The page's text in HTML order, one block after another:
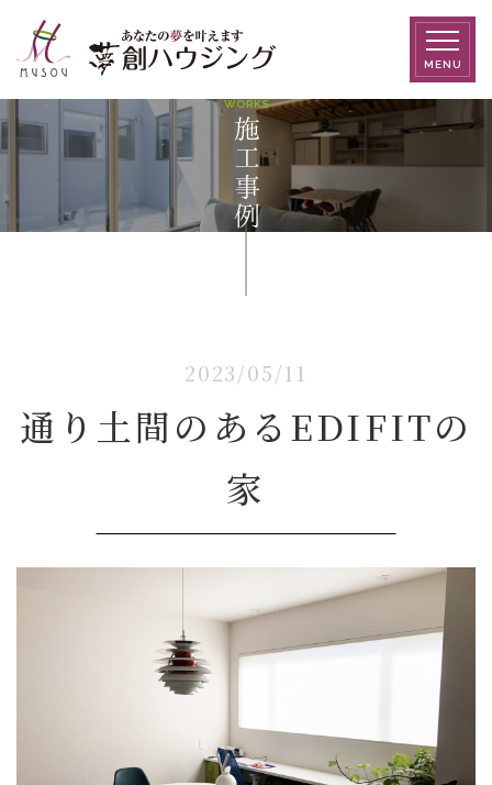
MENU
WORKS
施工事例
2023/05/11
通り土間のあるEDIFITの
家